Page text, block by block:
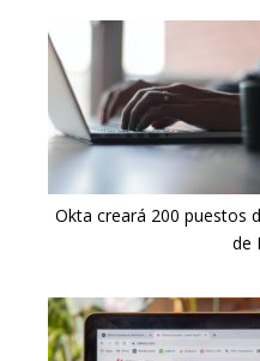
Okta creará 200 puestos
de